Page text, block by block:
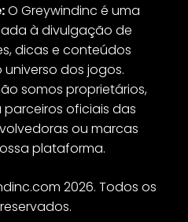
O Greywindinc é uma
à divulgação de
dicas e conteúdos
dos jogos.
somos proprietários,
oficiais das
ou marcas
plataforma.
2026. Todos os